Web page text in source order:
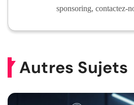
sponsoring, contactez-
Autres Sujets